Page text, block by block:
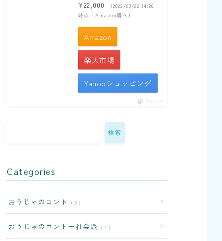
¥22,000
（2023/03/22 14:26
時点 | Amazon調べ）
Amazon
楽天市場
Yahooショッピング
ポチップ
検索
Categories
おうじゃのコント 8
おうじゃのコントー社会派 2